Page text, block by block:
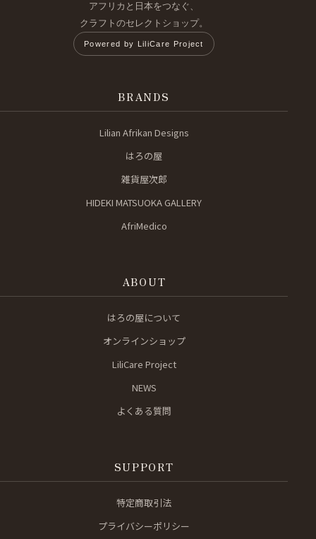
アフリカと日本をつなぐ、
クラフトのセレクトショップ。
Powered by LiliCare Project
BRANDS
Lilian Afrikan Designs
はろの屋
雑貨屋次郎
HIDEKI MATSUOKA GALLERY
AfriMedico
ABOUT
はろの屋について
オンラインショップ
LiliCare Project
NEWS
よくある質問
SUPPORT
特定商取引法
プライバシーポリシー